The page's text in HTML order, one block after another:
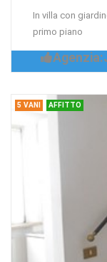
In villa con
primo piano
5 VANI AFFITTO